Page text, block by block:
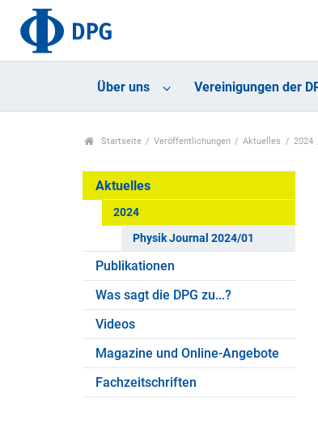
Über uns Vereinigungen der
Startseite Veröffentlichungen Aktuelles 2024
Aktuelles
2024
Physik Journal 2024/01
Publikationen
Was sagt die DPG zu...?
Videos
Magazine und Online-Angebote
Fachzeitschriften